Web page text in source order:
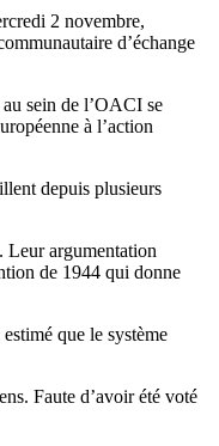
2 novembre,
d’échange
sein de l’OACI se
à l’action
depuis plusieurs
Leur argumentation
de 1944 qui donne
que le système
Faute d’avoir été voté